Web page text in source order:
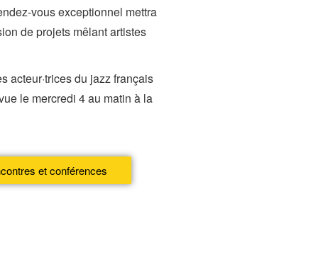
vous exceptionnel mettra
de projets mêlant artistes
acteur·trices du jazz français
le mercredi 4 au matin à la
et conférences